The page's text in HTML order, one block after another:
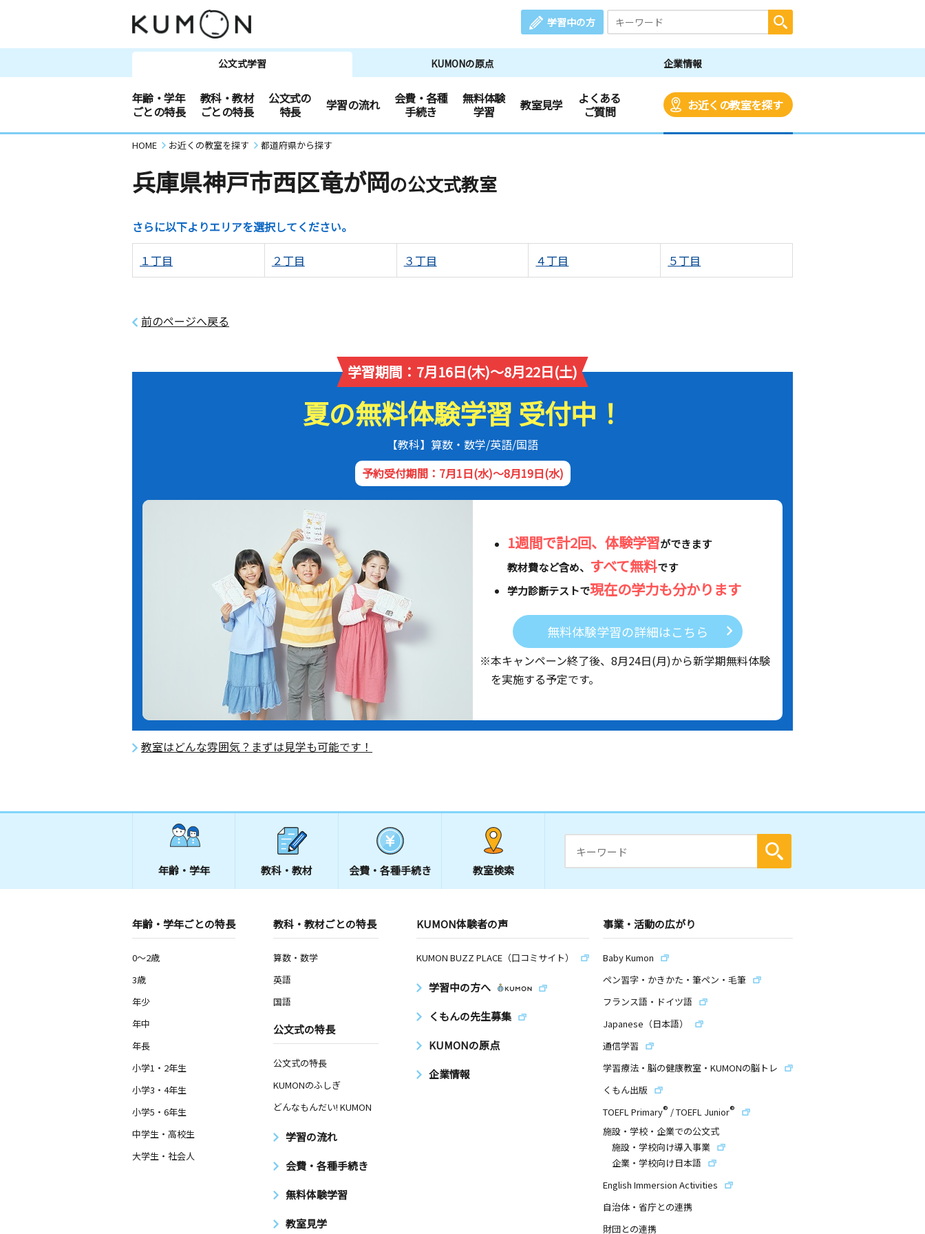
学習中の方
公文式学習 KUMONの原点 企業情報
年齢・学年
ごとの特長
教科・教材
ごとの特長
公文式の
特長
学習の流れ
会費・各種
手続き
無料体験
学習
教室見学
よくある
ご質問
お近くの教室を探す
HOME お近くの教室を探す 都道府県から探す
兵庫県神戸市西区竜が岡の公文式教室
さらに以下よりエリアを選択してください。
１丁目 ２丁目 ３丁目 ４丁目 ５丁目
前のページへ戻る
学習期間：7月16日(木)～8月22日(土)
夏の無料体験学習 受付中！
【教科】算数・数学/英語/国語
予約受付期間：7月1日(水)～8月19日(水)
1週間で計2回、体験学習ができます
教材費など含め、 すべて無料です
学力診断テストで現在の学力も分かります
無料体験学習の詳細はこちら
※本キャンペーン終了後、 8月24日(月)から新学期無料体験
を実施する予定です。
教室はどんな雰囲気？まずは見学も可能です！
年齢・学年 教科・教材 会費・ 各種手続き 教室検索
年齢・学年ごとの特長
0～2歳
3歳
年少
年中
年長
小学1・2年生
小学3・4年生
小学5・6年生
中学生・高校生
大学生・社会人
教科・教材ごとの特長
算数・数学
英語
国語
公文式の特長
公文式の特長
KUMONのふしぎ
どんなもんだい! KUMON
学習の流れ
会費・各種手続き
無料体験学習
教室見学
KUMON体験者の声
KUMON BUZZ PLACE（口コミサイト）
学習中の方へ
くもんの先生募集
KUMONの原点
企業情報
事業・活動の広がり
Baby Kumon
ペン習字・かきかた・筆ペン・毛筆
フランス語・ドイツ語
Japanese（日本語）
通信学習
学習療法・脳の健康教室・KUMONの脳トレ
くもん出版
TOEFL Primary® /TOEFL Junior®
施設・学校・企業での公文式
施設・学校向け導入事業
企業・学校向け日本語
English Immersion Activities
自治体・省庁との連携
財団との連携